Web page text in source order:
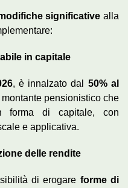
significative alla
in capitale
, è innalzato dal 50% al
pensionistico che
forma di capitale, con
e applicativa.
delle rendite
di erogare forme di